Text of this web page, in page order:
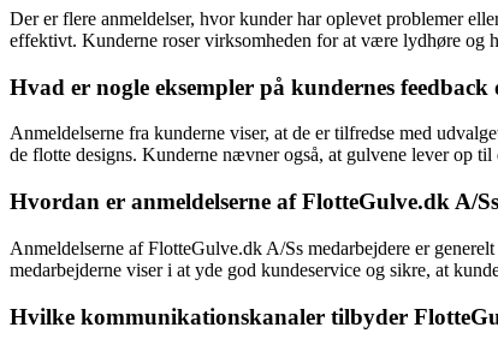
Der er flere anmeldelser, hvor kunder har oplevet problemer
effektivt. Kunderne roser virksomheden for at være lydhøre og
Hvad er nogle eksempler på kundernes
Anmeldelserne fra kunderne viser, at de er tilfredse med
de flotte designs. Kunderne nævner også, at gulvene lever op
Hvordan er anmeldelserne af FlotteGulve.dk A/
Anmeldelserne af FlotteGulve.dk A/Ss medarbejdere er
medarbejderne viser i at yde god kundeservice og sikre, at
Hvilke kommunikationskanaler tilbyder